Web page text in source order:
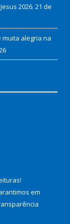
2026. 21 de
muita alegria na
!
em